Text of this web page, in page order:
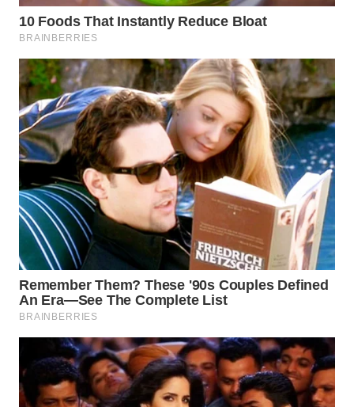
Wahana
Media
Group
WAHANA
NEWS
WAHANA
TANI
WAHANA
ADVOKAT
WAHANA
INFRASTRUKTUR
WAHANA
KONSUMEN
WAHANA
LISTRIK